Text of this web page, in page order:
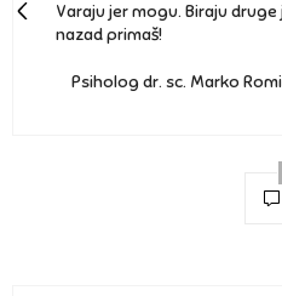
Varaju jer mogu. Biraju
nazad primaš!
Psiholog dr. sc. Marko